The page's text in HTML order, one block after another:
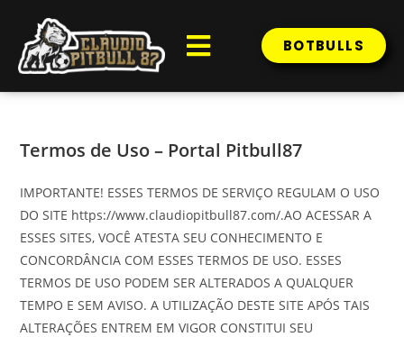
BOTBULLS
Termos de Uso – Portal Pitbull87
IMPORTANTE! ESSES TERMOS DE SERVIÇO REGULAM O USO
DO SITE https://www.claudiopitbull87.com/.AO ACESSAR A
ESSES SITES, VOCÊ ATESTA SEU CONHECIMENTO E
CONCORDÂNCIA COM ESSES TERMOS DE USO. ESSES
TERMOS DE USO PODEM SER ALTERADOS A QUALQUER
TEMPO E SEM AVISO. A UTILIZAÇÃO DESTE SITE APÓS TAIS
ALTERAÇÕES ENTREM EM VIGOR CONSTITUI SEU